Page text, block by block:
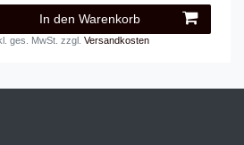
In den Warenkorb
ges. MwSt. zzgl.Versandkosten